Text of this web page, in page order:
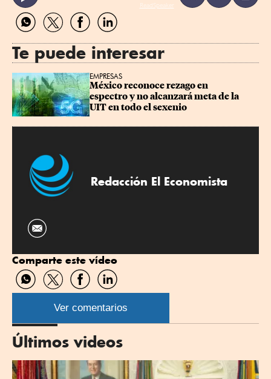
ReadSpeaker
Compartir
por
Compartir
por
Compartir
por
Compartir
por
Te puede interesar
EMPRESAS
México reconoce rezago en
espectro y no alcanzará meta de la
UIT en todo el sexenio
Redacción El Economista
Comparte este vídeo
Compartir
por
WhatsApp
Compartir
por
Twitter
Compartir
por
Facebook
Compartir
por
Linkedin
Ver comentarios
Últimos videos